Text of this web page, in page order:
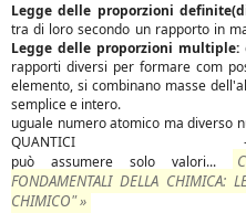
Legge delle proporzioni
tra di loro secondo un
Legge delle proporzioni multiple:
rapporti diversi per formare com
elemento, si combinano masse
semplice e
uguale numero atomico ma
QUANTICI
può assumere solo valori...
FONDAMENTALI DELLA CHIMICA:
CHIMICO" »